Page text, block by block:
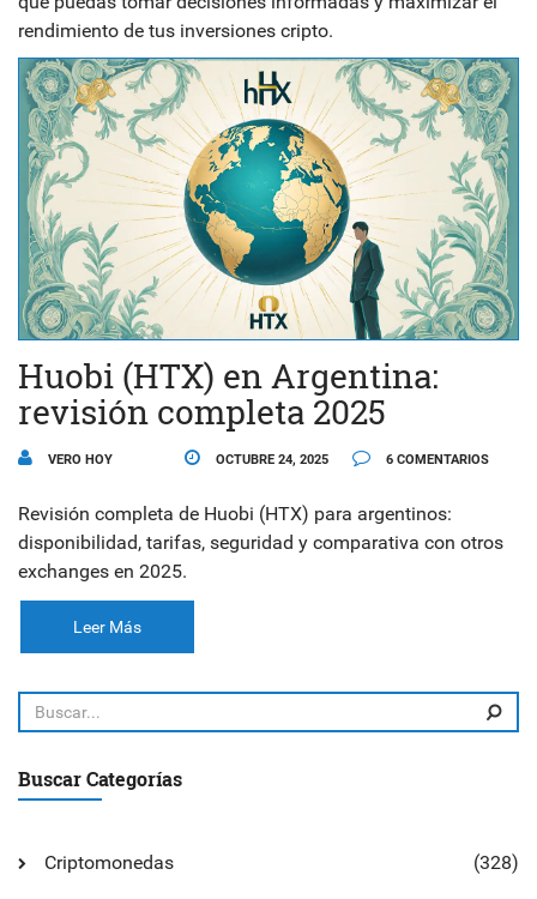
rendimiento de tus inversiones cripto.
Huobi (HTX) en Argentina:
revisión completa 2025
VERO HOY OCTUBRE 24, 2025 6 COMENTARIOS
Revisión completa de Huobi (HTX) para argentinos:
disponibilidad, tarifas, seguridad y comparativa con otros
exchanges en 2025.
Leer Más
Buscar Categorías
Criptomonedas (328)